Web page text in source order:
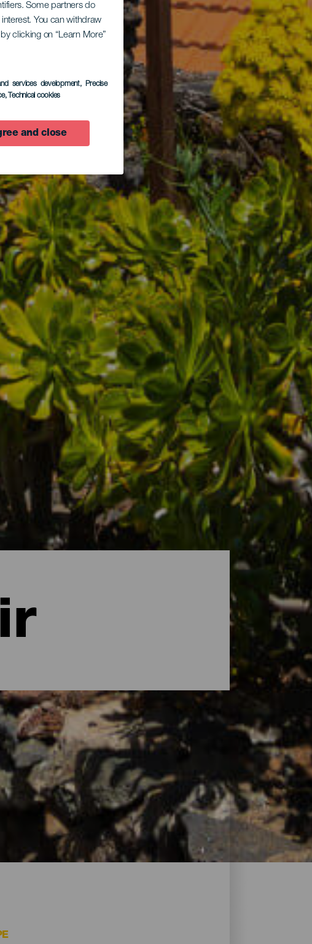
Some partners do
You can withdraw
clicking on “Learn More”
services development, Precise
, Technical cookies
and close
de profiter d’un repos réparateur. L’offre
proposant tout le nécessaire. Des petits
en passant par les maisons rurales nichées